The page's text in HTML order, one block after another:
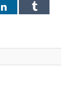
LinkedInTumblr